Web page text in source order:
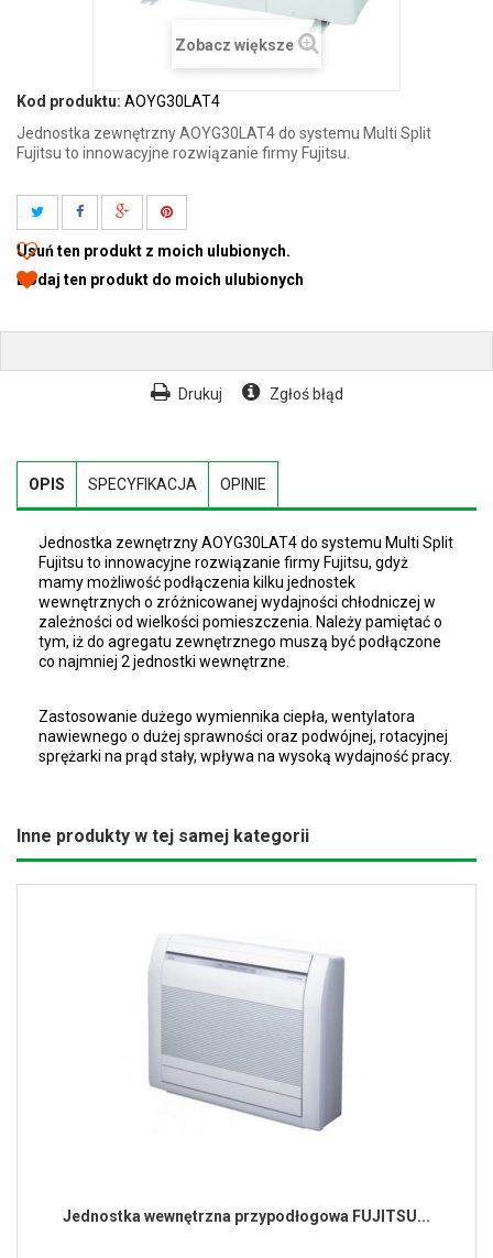
Zobacz większe
Kod produktu: AOYG30LAT4
Jednostka zewnętrzny AOYG30LAT4 do systemu Multi Split
Fujitsu to innowacyjne rozwiązanie firmy Fujitsu.
Usuń ten produkt z moich ulubionych.
Dodaj ten produkt do moich ulubionych
Drukuj Zgłoś błąd
OPIS SPECYFIKACJA OPINIE
Jednostka zewnętrzny AOYG30LAT4 do systemu Multi Split
Fujitsu to innowacyjne rozwiązanie firmy Fujitsu, gdyż
mamy możliwość podłączenia kilku jednostek
wewnętrznych o zróżnicowanej wydajności chłodniczej w
zależności od wielkości pomieszczenia. Należy pamiętać o
tym, iż do agregatu zewnętrznego muszą być podłączone
co najmniej 2 jednostki wewnętrzne.
Zastosowanie dużego wymiennika ciepła, wentylatora
nawiewnego o dużej sprawności oraz podwójnej, rotacyjnej
sprężarki na prąd stały, wpływa na wysoką wydajność pracy.
Inne produkty w tej samej kategorii
Jednostka wewnętrzna przypodłogowa FUJITSU...